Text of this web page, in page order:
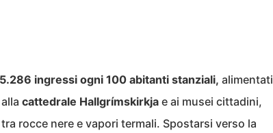
5.286 ingressi ogni 100 abitanti stanziali, alimentati
cattedrale Hallgrímskirkja e ai musei cittadini,
tra rocce nere e vapori termali. Spostarsi verso la